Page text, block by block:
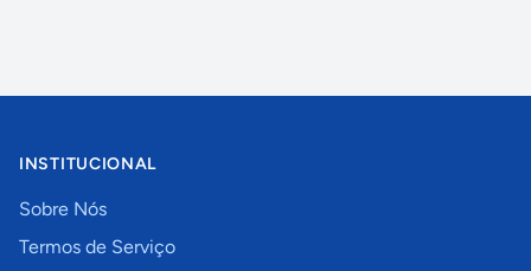
INSTITUCIONAL
Sobre Nós
Termos de Serviço